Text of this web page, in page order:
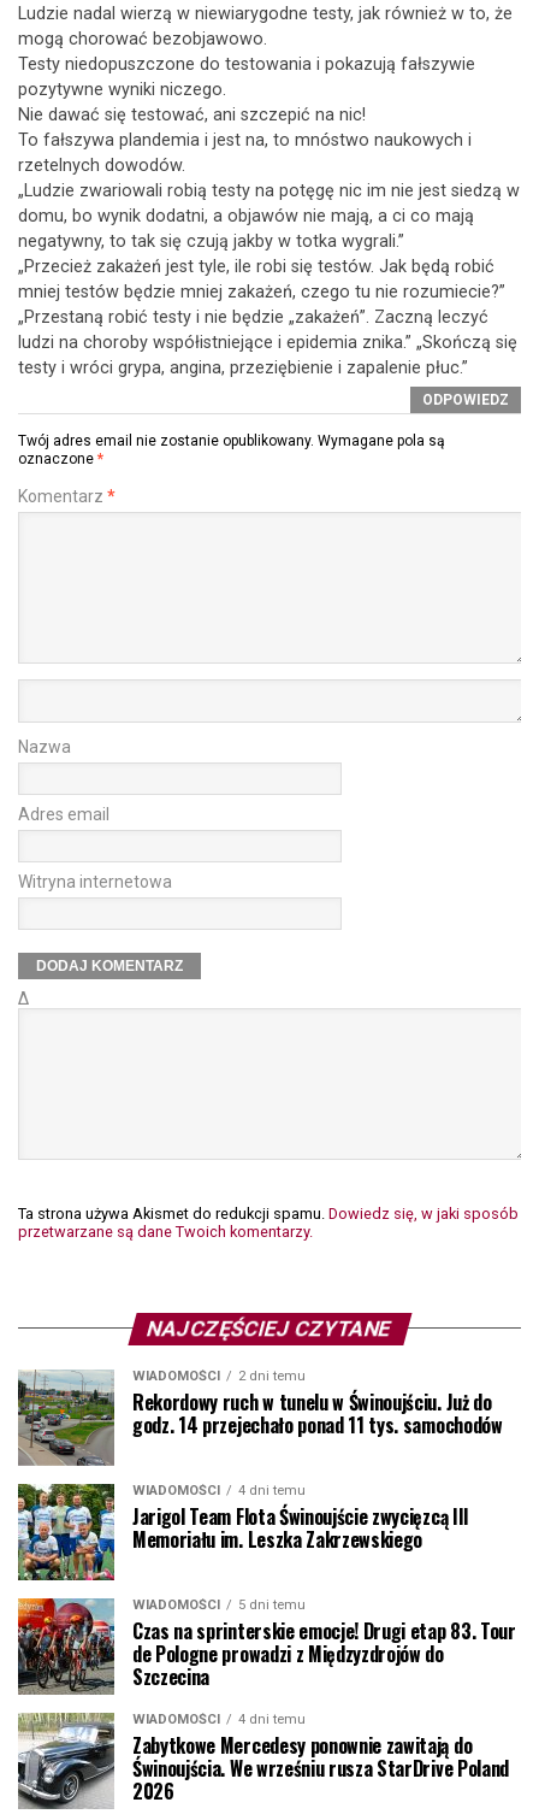
Ludzie nadal wierzą w niewiarygodne testy, jak również w to, że
mogą chorować bezobjawowo.
Testy niedopuszczone do testowania i pokazują fałszywie
pozytywne wyniki niczego.
Nie dawać się testować, ani szczepić na nic!
To fałszywa plandemia i jest na, to mnóstwo naukowych i
rzetelnych dowodów.
„Ludzie zwariowali robią testy na potęgę nic im nie jest siedzą w
domu, bo wynik dodatni, a objawów nie mają, a ci co mają
negatywny, to tak się czują jakby w totka wygrali.”
„Przecież zakażeń jest tyle, ile robi się testów. Jak będą robić
mniej testów będzie mniej zakażeń, czego tu nie rozumiecie?”
„Przestaną robić testy i nie będzie „zakażeń”. Zaczną leczyć
ludzi na choroby współistniejące i epidemia znika.” „Skończą się
testy i wróci grypa, angina, przeziębienie i zapalenie płuc.”
ODPOWIEDZ
Twój adres email nie zostanie opublikowany. Wymagane pola są
oznaczone *
Komentarz *
Nazwa
Adres email
Witryna internetowa
Δ
Ta strona używa Akismet do redukcji spamu. Dowiedz się, w jaki sposób
przetwarzane są dane Twoich komentarzy.
NAJCZĘŚCIEJ CZYTANE
WIADOMOŚCI 2 dni temu
Rekordowy ruch w tunelu w Świnoujściu. Już do
godz. 14 przejechało ponad 11 tys. samochodów
WIADOMOŚCI 4 dni temu
Jarigol Team Flota Świnoujście zwycięzcą III
Memoriału im. Leszka Zakrzewskiego
WIADOMOŚCI 5 dni temu
Czas na sprinterskie emocje! Drugi etap 83. Tour
de Pologne prowadzi z Międzyzdrojów do
Szczecina
WIADOMOŚCI 4 dni temu
Zabytkowe Mercedesy ponownie zawitają do
Świnoujścia. We wrześniu rusza StarDrive Poland
2026